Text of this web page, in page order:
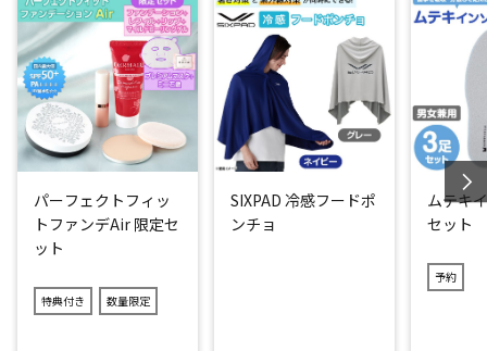
パーフェクトフィッ
トファンデAir 限定セ
ット
特典付き 数量限定
SIXPAD 冷感フードポ
ンチョ
ムテキ
セット
予約